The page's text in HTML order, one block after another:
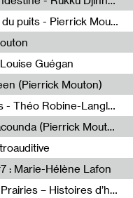
Djinne
Mama Counda, l'esprit du puits - Pierrick Mouton
Guégan
(Pierrick Mouton)
Niang
Dans la nuit les nuages - Théo Robine-Langlois
Beat
Bathi Diabaye - Tambacounda (Pierrick Mouton)
: Marie-Hélène Lafon
Hélène Lafon
Paysages animés #3 : Prairies – Histoires d’herbes et d’humains